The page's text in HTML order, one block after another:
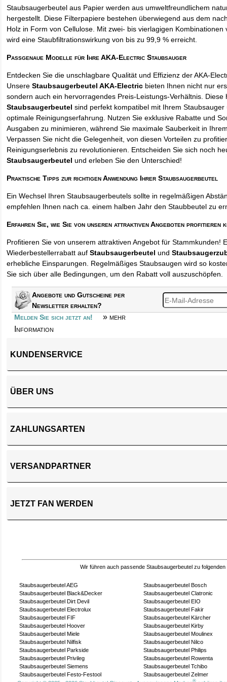
Staubsaugerbeutel aus Papier werden aus umweltfreundlichem
hergestellt. Diese Filterpapiere bestehen überwiegend aus dem
Holz in Form von Cellulose. Mit zwei- bis vierlagigen Kombinationen
wird eine Staubfiltrationswirkung von bis zu 99,9 % erreicht.
Passgenaue Modelle für Ihre AKA-Electric Staubsauger
Entdecken Sie die unschlagbare Qualität und Effizienz der AKA-
UnsereStaubsaugerbeutel AKA-Electric bieten Ihnen nicht nur
sondern auch ein hervorragendes Preis-Leistungs-Verhältnis. Diese
Staubsaugerbeutel sind perfekt kompatibel mit Ihrem
optimale Reinigungserfahrung. Nutzen Sie exklusive Rabatte und
Ausgaben zu minimieren, während Sie maximale Sauberkeit in
Verpassen Sie nicht die Gelegenheit, von diesen Vorteilen zu
Reinigungserlebnis zu revolutionieren. Entscheiden Sie sich noch
Staubsaugerbeutel und erleben Sie den Unterschied!
Praktische Tipps zur richtigen Anwendung Ihrer Staubsaugerbeutel
Ein Wechsel Ihren Staubsaugerbeutels sollte in regelmäßigen
empfehlen Ihnen nach ca. einem halben Jahr den Staubbeutel zu
Erfahren Sie, wie Sie von unseren attraktiven Angeboten profitieren
Profitieren Sie von unserem attraktiven Angebot für Stammkunden!
Wiederbestellerrabatt aufStaubsaugerbeutel und
erhebliche Einsparungen. Regelmäßiges Staubsaugen wird so
Sie sich über alle Bedingungen, um den Rabatt voll auszuschöpfen.
Angebote und Gutscheine per
Newsletter erhalten?
Melden Sie sich jetzt an!
» mehr
Information
KUNDENSERVICE
ÜBER UNS
ZAHLUNGSARTEN
VERSANDPARTNER
JETZT FAN WERDEN
Wir führen auch passende Staubsaugerbeutel zu folgenden
Staubsaugerbeutel AEG
Staubsaugerbeutel Bosch
Staubsaugerbeutel Black&Decker
Staubsaugerbeutel Clatronic
Staubsaugerbeutel Dirt Devil
Staubsaugerbeutel EIO
Staubsaugerbeutel Electrolux
Staubsaugerbeutel Fakir
Staubsaugerbeutel FIF
Staubsaugerbeutel Kärcher
Staubsaugerbeutel Hoover
Staubsaugerbeutel Kirby
Staubsaugerbeutel Miele
Staubsaugerbeutel Moulinex
Staubsaugerbeutel Nilfisk
Staubsaugerbeutel Nilco
Staubsaugerbeutel Parkside
Staubsaugerbeutel Philips
Staubsaugerbeutel Privileg
Staubsaugerbeutel Rowenta
Staubsaugerbeutel Siemens
Staubsaugerbeutel Tchibo
Staubsaugerbeutel Festo-Festool
Staubsaugerbeutel Zelmer
®